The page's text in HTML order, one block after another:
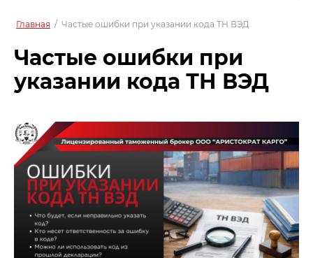
Главная / Частые ошибки при указании кода ТН ВЭД
Частые ошибки при
указании кода ТН ВЭД